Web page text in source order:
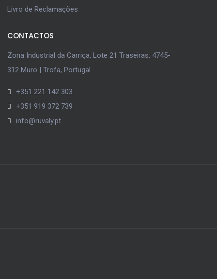
Livro de Reclamações
CONTACTOS
Zona Industrial da Carriça, Lote 21 Traseiras, 4745-
312 Muro | Trofa, Portugal
+351 221 142 303
+351 919 372 739
info@ruvaly.pt